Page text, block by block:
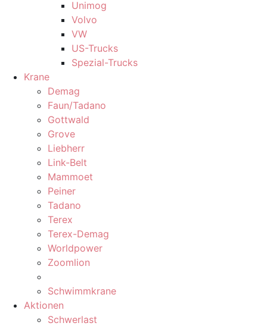
Unimog
Volvo
VW
US-Trucks
Spezial-Trucks
Krane
Demag
Faun/Tadano
Gottwald
Grove
Liebherr
Link-Belt
Mammoet
Peiner
Tadano
Terex
Terex-Demag
Worldpower
Zoomlion
Schwimmkrane
Aktionen
Schwerlast